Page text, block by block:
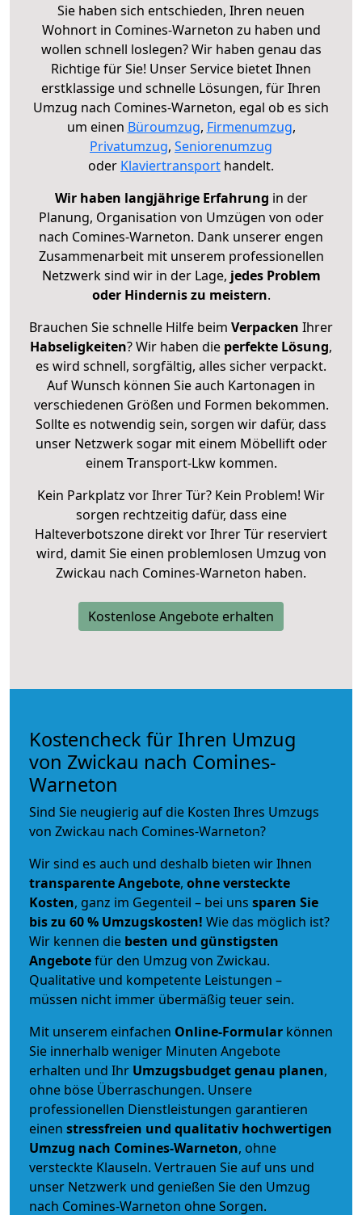
Sie haben sich entschieden, Ihren neuen
Wohnort in Comines-Warneton zu haben und
wollen schnell loslegen? Wir haben genau das
Richtige für Sie! Unser Service bietet Ihnen
erstklassige und schnelle Lösungen, für Ihren
Umzug nach Comines-Warneton, egal ob es sich
um einen Büroumzug, Firmenumzug,
Privatumzug, Seniorenumzug
oder Klaviertransport handelt.
Wir haben langjährige Erfahrung in der
Planung, Organisation von Umzügen von oder
nach Comines-Warneton. Dank unserer engen
Zusammenarbeit mit unserem professionellen
Netzwerk sind wir in der Lage, jedes Problem
oder Hindernis zu meistern.
Brauchen Sie schnelle Hilfe beim Verpacken Ihrer
Habseligkeiten? Wir haben die perfekte Lösung,
es wird schnell, sorgfältig, alles sicher verpackt.
Auf Wunsch können Sie auch Kartonagen in
verschiedenen Größen und Formen bekommen.
Sollte es notwendig sein, sorgen wir dafür, dass
unser Netzwerk sogar mit einem Möbellift oder
einem Transport-Lkw kommen.
Kein Parkplatz vor Ihrer Tür? Kein Problem! Wir
sorgen rechtzeitig dafür, dass eine
Halteverbotszone direkt vor Ihrer Tür reserviert
wird, damit Sie einen problemlosen Umzug von
Zwickau nach Comines-Warneton haben.
Kostenlose Angebote erhalten
Kostencheck für Ihren Umzug
von Zwickau nach Comines-
Warneton
Sind Sie neugierig auf die Kosten Ihres Umzugs
von Zwickau nach Comines-Warneton?
Wir sind es auch und deshalb bieten wir Ihnen
transparente Angebote, ohne versteckte
Kosten, ganz im Gegenteil – bei uns sparen Sie
bis zu 60 % Umzugskosten! Wie das möglich ist?
Wir kennen die besten und günstigsten
Angebotefür den Umzug von Zwickau.
Qualitative und kompetente Leistungen –
müssen nicht immer übermäßig teuer sein.
Mit unserem einfachen Online-Formular können
Sie innerhalb weniger Minuten Angebote
erhalten und Ihr Umzugsbudgetgenau planen,
ohne böse Überraschungen. Unsere
professionellen Dienstleistungen garantieren
einen stressfreien und qualitativ hochwertigen
Umzug nach Comines-Warneton, ohne
versteckte Klauseln. Vertrauen Sie auf uns und
unser Netzwerk und genießen Sie den Umzug
nach Comines-Warneton ohne Sorgen.